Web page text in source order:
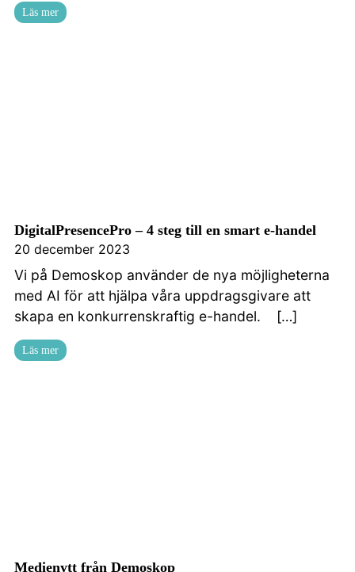
Läs mer
DigitalPresencePro – 4 steg till en smart e-handel
20 december 2023
Vi på Demoskop använder de nya möjligheterna
med AI för att hjälpa våra uppdragsgivare att
skapa en konkurrenskraftig e-handel. […]
Läs mer
Medienytt från Demoskop